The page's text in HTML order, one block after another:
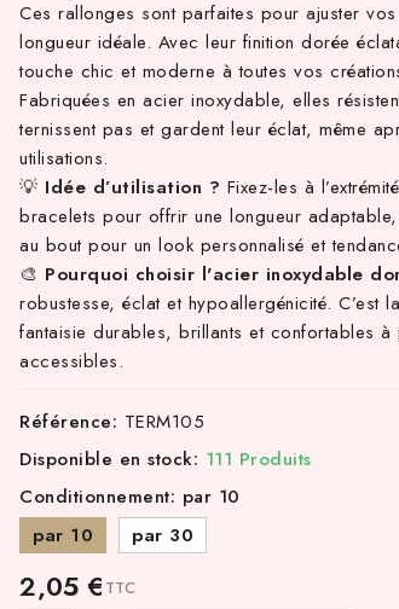
Ces rallonges sont parfaites pour ajuster
longueur idéale. Avec leur finition dorée
touche chic et moderne à toutes vos
Fabriquées en acier inoxydable, elles
ternissent pas et gardent leur éclat, même
utilisations.
💡 Idée d’utilisation ? Fixez-les à
bracelets pour offrir une longueur
au bout pour un look personnalisé et
🎨 Pourquoi choisir l'acier inoxydable
robustesse, éclat et hypoallergénicité. C’est
fantaisie durables, brillants et confortables à
accessibles.
Référence: TERM105
Disponible en stock: 111 Produits
Conditionnement: par 10
par 10
par 30
2,05 € TTC